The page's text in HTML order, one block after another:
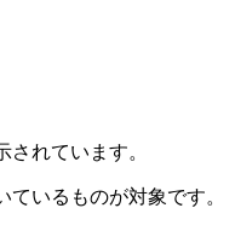
れています。
いるものが対象です。